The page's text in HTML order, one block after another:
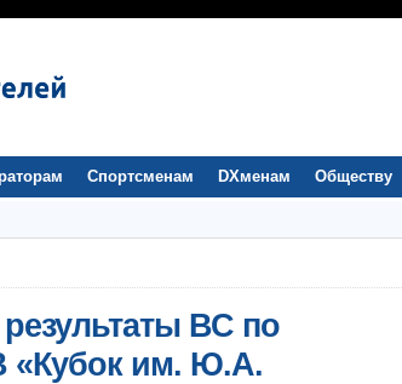
Спортсменам DXменам Обществу
ВС по
«Кубок им. Ю.А.